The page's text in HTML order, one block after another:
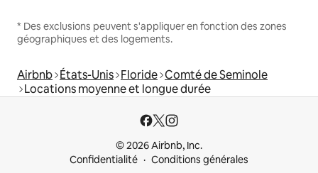
* Des exclusions peuvent s'appliquer en fonction des zones
géographiques et des logements.
Airbnb États-Unis Floride Comté de Seminole
Locations moyenne et longue durée
© 2026 Airbnb, Inc.
Confidentialité
Conditions générales